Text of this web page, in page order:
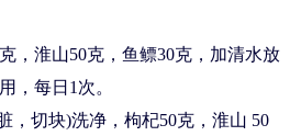
淮山50克，鱼鳔30克，加清水放
，每日1次。
切块)洗净，枸杞50克，淮山 50